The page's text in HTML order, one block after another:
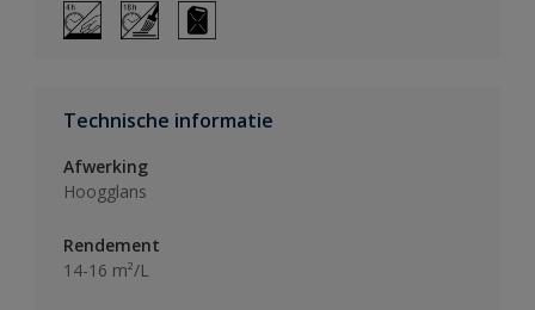
Technische informatie
Afwerking
Hoogglans
Rendement
14-16 m²/L